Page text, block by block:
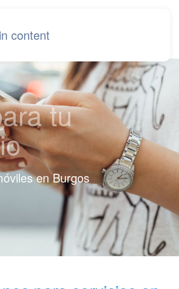
content
tu
en Burgos